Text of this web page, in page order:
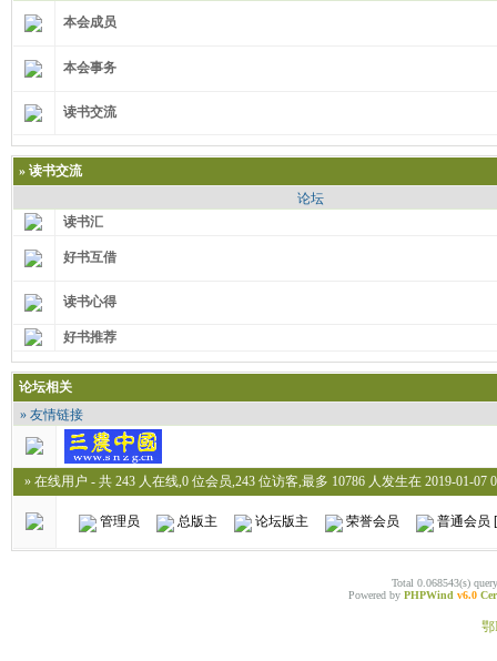
本会成员
本会事务
读书交流
» 读书交流
论坛
读书汇
好书互借
读书心得
好书推荐
论坛相关
» 友情链接
» 在线用户 - 共 243 人在线,0 位会员,243 位访客,最多 10786 人发生在 2019-01-07
管理员 总版主 论坛版主 荣誉会员 普通会员 [
Total 0.068543(s)
Powered by PHPWind v6.0
鄂